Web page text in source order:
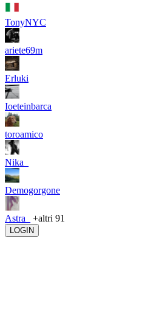
TonyNYC
ariete69m
Erluki
Ioeteinbarca
toroamico
Nika_
Demogorgone
Astra_ +altri 91
LOGIN